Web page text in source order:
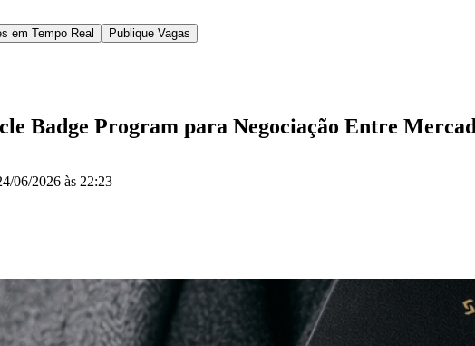
ParaísoJardim PaulistaJardim Reginalice Jardim São Luís
Parque Santa LuziaParque Viana Pirapora do Bom Jesus
Sra. da EscadaVila Porto
Votupoca
em Tempo Real Publique Vagas
Badge Program para Negociação Entre
06/2026 às 22:23